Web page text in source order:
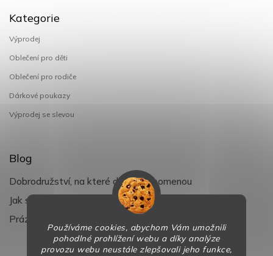
Používáme cookies, abychom Vám umožnili
pohodlné prohlížení webu a díky analýze
provozu webu neustále zlepšovali jeho funkce,
Kategorie
Výprodej
Oblečení pro děti
Oblečení pro rodiče
Dárkové poukazy
Výprodej se slevou
Blog
Dobrodružství, na které děti nezapomenou
Jak si užít léto s dětmi naplno
Prázdniny klepou na dveře